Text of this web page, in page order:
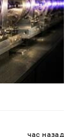
час назад